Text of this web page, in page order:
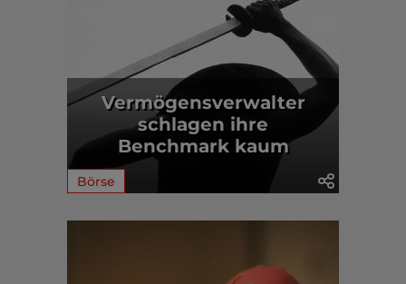
Vermögensverwalter
schlagen ihre
Benchmark kaum
Börse